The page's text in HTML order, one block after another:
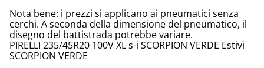
Nota bene: i prezzi si applicano ai pneumatici senza
cerchi. A seconda della dimensione del pneumatico, il
disegno del battistrada potrebbe variare.
PIRELLI 235/45R20 100V XL s-i SCORPION VERDE Estivi
SCORPION VERDE